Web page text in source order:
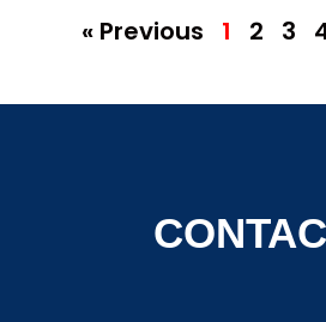
« Previous 1 2 3